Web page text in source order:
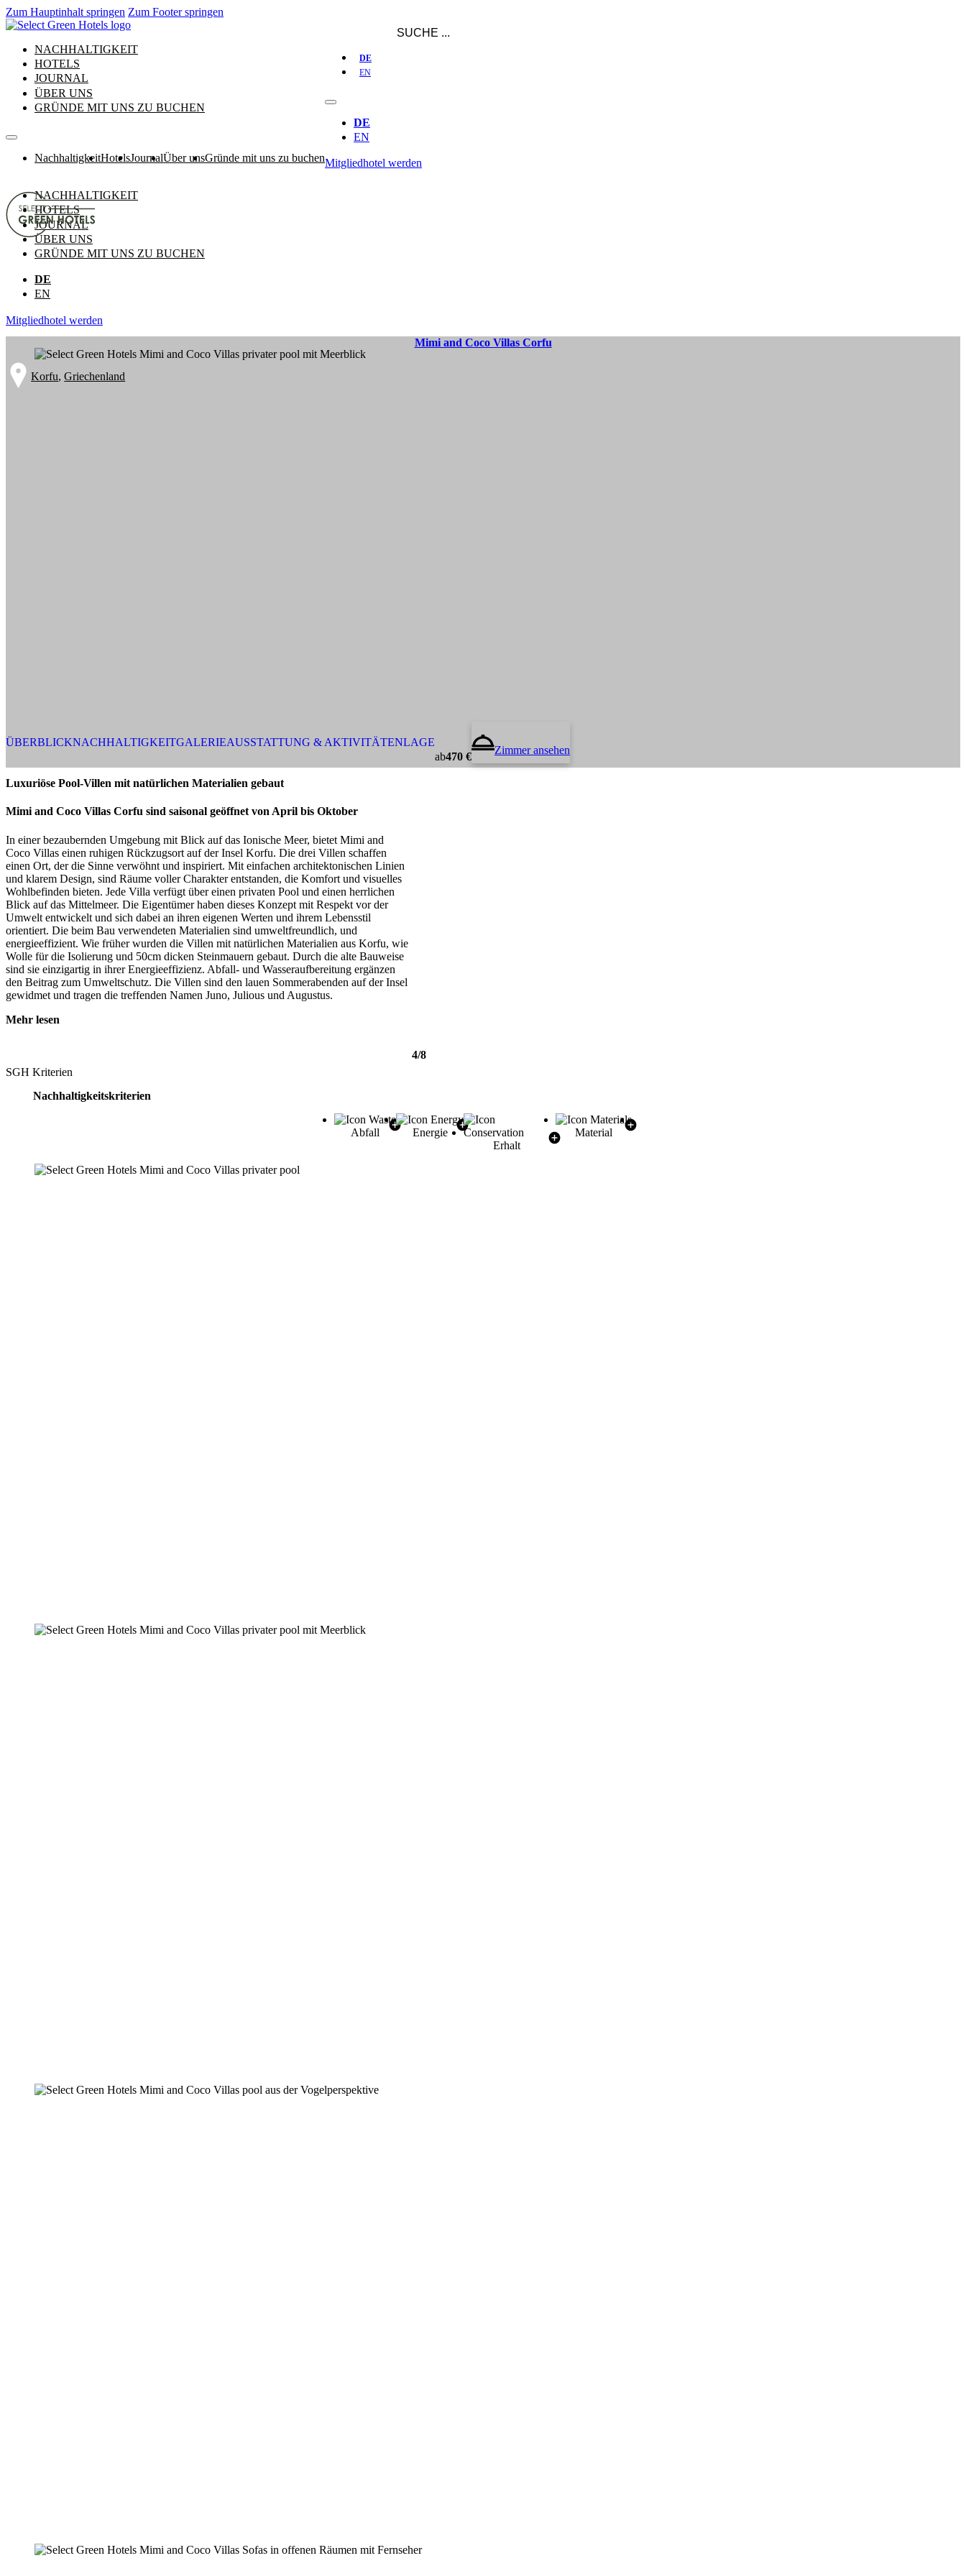
Zum Hauptinhalt springen Zum Footer springen
NACHHALTIGKEIT
HOTELS
JOURNAL
ÜBER UNS
GRÜNDE MIT UNS ZU BUCHEN
NachhaltigkeitHotelsJournalÜber unsGründe mit uns zu buchen
DE
EN
DE
EN
Mitgliedhotel werden
NACHHALTIGKEIT
HOTELS
JOURNAL
ÜBER UNS
GRÜNDE MIT UNS ZU BUCHEN
DE
EN
Mitgliedhotel werden
Mimi and Coco Villas Corfu
Korfu,Griechenland
ÜBERBLICKNACHHALTIGKEITGALERIEAUSSTATTUNG & AKTIVITÄTENLAGE
ab470 €
Zimmer ansehen
Luxuriöse Pool-Villen mit natürlichen Materialien gebaut
Mimi and Coco Villas Corfu sind saisonal geöffnet von April bis Oktober
In einer bezaubernden Umgebung mit Blick auf das Ionische Meer, bietet Mimi and
Coco Villas einen ruhigen Rückzugsort auf der Insel Korfu. Die drei Villen schaffen
einen Ort, der die Sinne verwöhnt und inspiriert. Mit einfachen architektonischen Linien
und klarem Design, sind Räume voller Charakter entstanden, die Komfort und visuelles
Wohlbefinden bieten. Jede Villa verfügt über einen privaten Pool und einen herrlichen
Blick auf das Mittelmeer. Die Eigentümer haben dieses Konzept mit Respekt vor der
Umwelt entwickelt und sich dabei an ihren eigenen Werten und ihrem Lebensstil
orientiert. Die beim Bau verwendeten Materialien sind umweltfreundlich, und
energieeffizient. Wie früher wurden die Villen mit natürlichen Materialien aus Korfu, wie
Wolle für die Isolierung und 50cm dicken Steinmauern gebaut. Durch die alte Bauweise
sind sie einzigartig in ihrer Energieeffizienz. Abfall- und Wasseraufbereitung ergänzen
den Beitrag zum Umweltschutz. Die Villen sind den lauen Sommerabenden auf der Insel
gewidmet und tragen die treffenden Namen Juno, Julious und Augustus.
Mehr lesen
4/8
SGH Kriterien
Nachhaltigkeitskriterien
Abfall
Energie
Erhalt
Material